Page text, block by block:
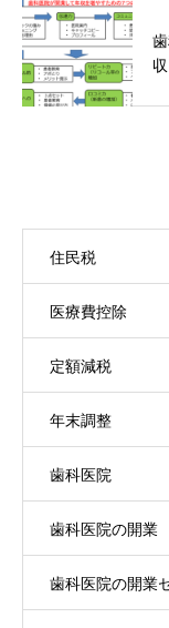
住民税
医療費控除
定額減税
年末調整
歯科医院
歯科医院の開業
歯科医院の開業